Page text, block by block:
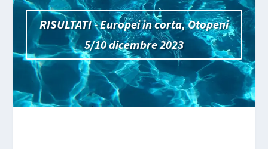
RISULTATI - Europei in corta, Otopeni
5/10 dicembre 2023